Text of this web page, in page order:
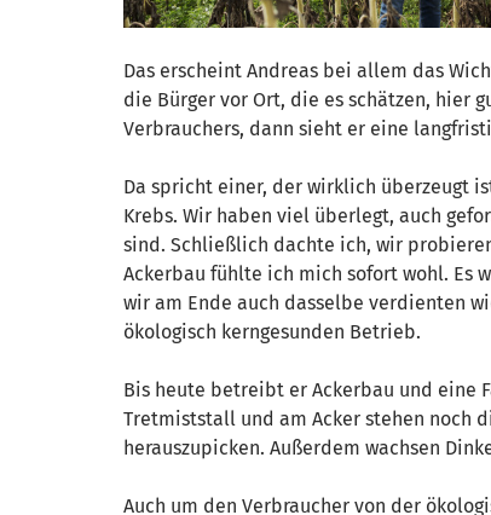
Das erscheint Andreas bei allem das
die Bürger vor Ort, die es schätzen, hier
Verbrauchers, dann sieht er eine
Da spricht einer, der wirklich überzeugt
Krebs. Wir haben viel überlegt, auch
sind. Schließlich dachte ich, wir
Ackerbau fühlte ich mich sofort wohl. Es
wir am Ende auch dasselbe verdienten
ökologisch kerngesunden Betrieb.
Bis heute betreibt er Ackerbau und eine
Tretmiststall und am Acker stehen noch
herauszupicken. Außerdem wachsen
Auch um den Verbraucher von der